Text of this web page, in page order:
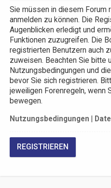
Sie müssen in diesem Forum
anmelden zu können. Die
Augenblicken erledigt und
Funktionen zuzugreifen. Die
registrierten Benutzern auch
zuweisen. Beachten Sie bitte
Nutzungsbedingungen und
bevor Sie sich registrieren.
jeweiligen Forenregeln, wenn
bewegen.
Nutzungsbedingungen
REGISTRIEREN